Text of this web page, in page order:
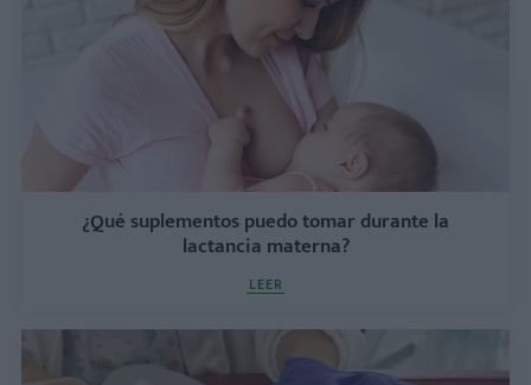
¿Qué suplementos puedo tomar durante la
lactancia materna?
LEER